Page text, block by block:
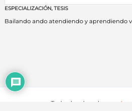
ESPECIALIZACIÓN, TESIS
Bailando ando atendiendo y aprendiendo
Todos los derechos en